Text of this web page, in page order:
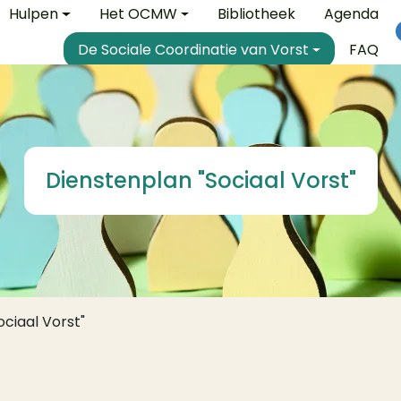
Hulpen Het OCMW Bibliotheek
Agenda
De Sociale Coordinatie van Vorst
FAQ
Dienstenplan "Sociaal Vorst"
Vorst"